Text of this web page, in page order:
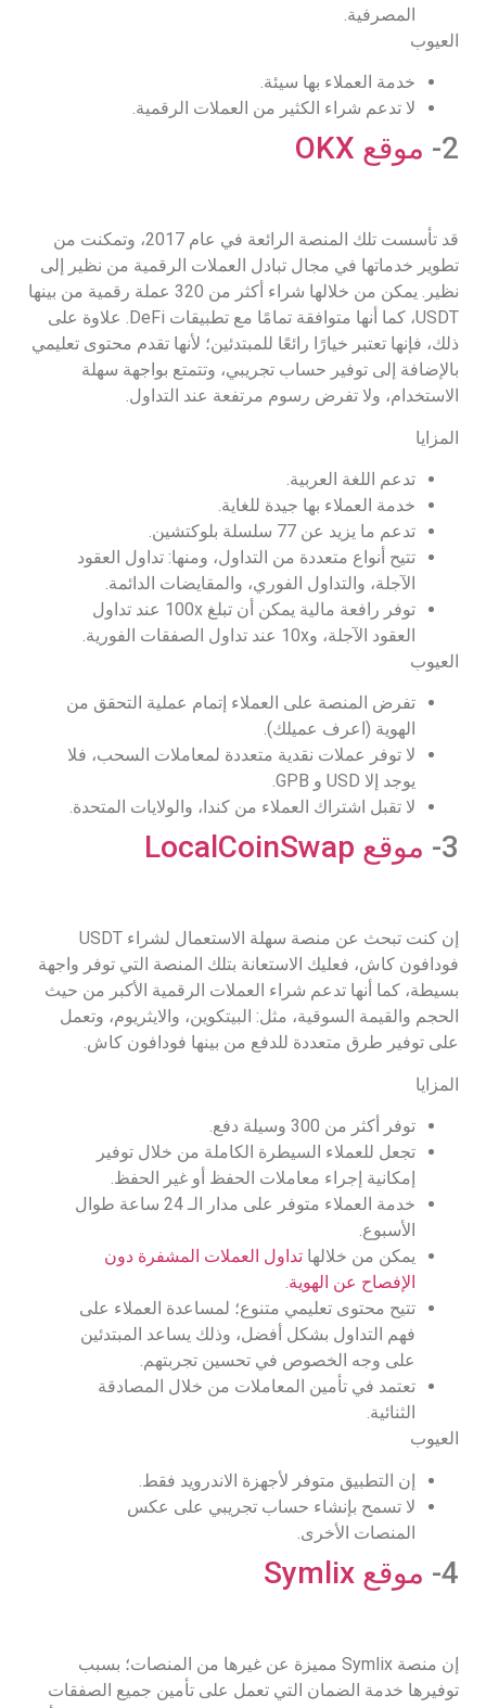
المصرفية.
العيوب
خدمة العملاء بها سيئة.
لا تدعم شراء الكثير من العملات الرقمية.
2- موقع OKX
قد تأسست تلك المنصة الرائعة في عام 2017، وتمكنت من
تطوير خدماتها في مجال تبادل العملات الرقمية من نظير إلى
نظير. يمكن من خلالها شراء أكثر من 320 عملة رقمية من بينها
USDT، كما أنها متوافقة تمامًا مع تطبيقات DeFi. علاوة على
ذلك، فإنها تعتبر خيارًا رائعًا للمبتدئين؛ لأنها تقدم محتوى تعليمي
بالإضافة إلى توفير حساب تجريبي، وتتمتع بواجهة سهلة
الاستخدام، ولا تفرض رسوم مرتفعة عند التداول.
المزايا
تدعم اللغة العربية.
خدمة العملاء بها جيدة للغاية.
تدعم ما يزيد عن 77 سلسلة بلوكتشين.
تتيح أنواع متعددة من التداول، ومنها: تداول العقود
الآجلة، والتداول الفوري، والمقايضات الدائمة.
توفر رافعة مالية يمكن أن تبلغ 100x عند تداول
العقود الآجلة، و10x عند تداول الصفقات الفورية.
العيوب
تفرض المنصة على العملاء إتمام عملية التحقق من
الهوية (اعرف عميلك).
لا توفر عملات نقدية متعددة لمعاملات السحب، فلا
يوجد إلا USD و GPB.
لا تقبل اشتراك العملاء من كندا، والولايات المتحدة.
3- موقع LocalCoinSwap
إن كنت تبحث عن منصة سهلة الاستعمال لشراء USDT
فودافون كاش، فعليك الاستعانة بتلك المنصة التي توفر واجهة
بسيطة، كما أنها تدعم شراء العملات الرقمية الأكبر من حيث
الحجم والقيمة السوقية، مثل: البيتكوين، والايثريوم، وتعمل
على توفير طرق متعددة للدفع من بينها فودافون كاش.
المزايا
توفر أكثر من 300 وسيلة دفع.
تجعل للعملاء السيطرة الكاملة من خلال توفير
إمكانية إجراء معاملات الحفظ أو غير الحفظ.
خدمة العملاء متوفر على مدار الـ 24 ساعة طوال
الأسبوع.
يمكن من خلالها تداول العملات المشفرة دون
الإفصاح عن الهوية.
تتيح محتوى تعليمي متنوع؛ لمساعدة العملاء على
فهم التداول بشكل أفضل، وذلك يساعد المبتدئين
على وجه الخصوص في تحسين تجربتهم.
تعتمد في تأمين المعاملات من خلال المصادقة
الثنائية.
العيوب
إن التطبيق متوفر لأجهزة الاندرويد فقط.
لا تسمح بإنشاء حساب تجريبي على عكس
المنصات الأخرى.
4- موقع Symlix
إن منصة Symlix مميزة عن غيرها من المنصات؛ بسبب
توفيرها خدمة الضمان التي تعمل على تأمين جميع الصفقات